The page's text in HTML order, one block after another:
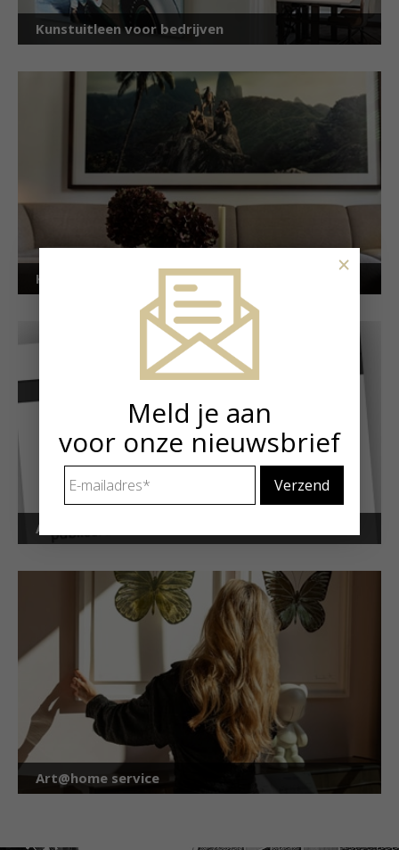
Kunstuitleen voor bedrijven
Kunstuitleen voor particulieren
Art Alert!
Art@home service
Meld je aan
voor onze nieuwsbrief
mailadres *
×